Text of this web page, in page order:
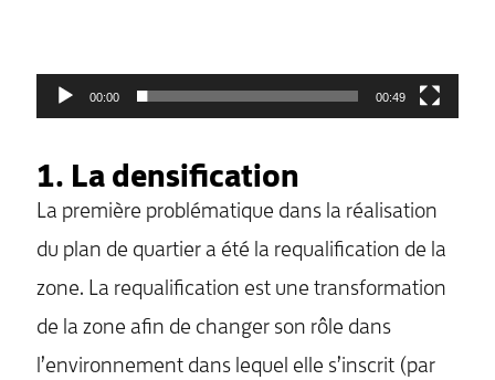
00:00 00:49
1. La densification
La première problématique dans la réalisation
du plan de quartier a été la requalification de la
zone. La requalification est une transformation
de la zone afin de changer son rôle dans
l’environnement dans lequel elle s’inscrit (par